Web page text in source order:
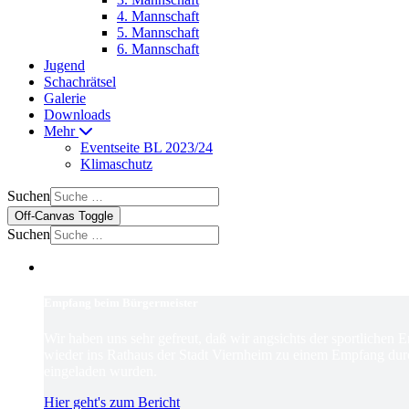
4. Mannschaft
5. Mannschaft
6. Mannschaft
Jugend
Schachrätsel
Galerie
Downloads
Mehr
Eventseite BL 2023/24
Klimaschutz
Suchen
Off-Canvas Toggle
Suchen
Hier geht's zum Bericht